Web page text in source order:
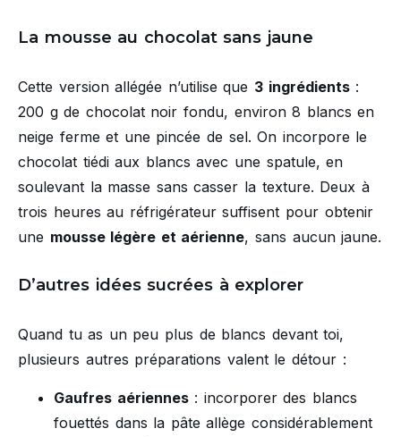
La mousse au chocolat sans jaune
Cette version allégée n’utilise que 3 ingrédients:
200 g de chocolat noir fondu, environ 8 blancs en
neige ferme et une pincée de sel. On incorpore le
chocolat tiédi aux blancs avec une spatule, en
soulevant la masse sans casser la texture. Deux à
trois heures au réfrigérateur suffisent pour obtenir
une mousse légère et aérienne, sans aucun jaune.
D’autres idées sucrées à explorer
Quand tu as un peu plus de blancs devant toi,
plusieurs autres préparations valent le détour :
Gaufres aériennes: incorporer des blancs
fouettés dans la pâte allège considérablement